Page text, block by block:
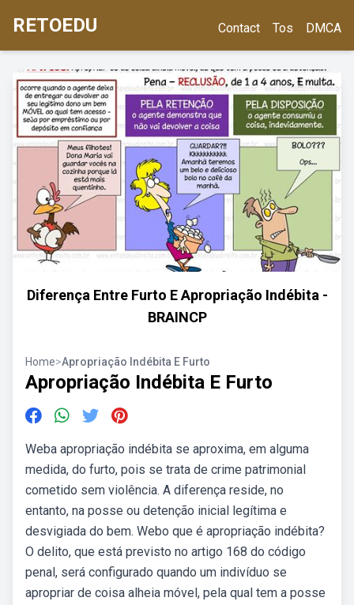
RETOEDU Contact Tos DMCA
Diferença Entre Furto E Apropriação Indébita -
BRAINCP
Home>Apropriação Indébita E Furto
Apropriação Indébita E Furto
Weba apropriação indébita se aproxima, em alguma
medida, do furto, pois se trata de crime patrimonial
cometido sem violência. A diferença reside, no
entanto, na posse ou detenção inicial legítima e
desvigiada do bem. Webo que é apropriação indébita?
O delito, que está previsto no artigo 168 do código
penal, será configurado quando um indivíduo se
apropriar de coisa alheia móvel, pela qual tem a posse